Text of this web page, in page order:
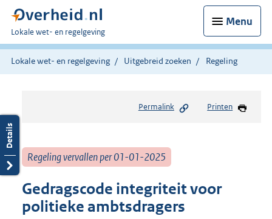
Menu
U
bent
hier:
Lokale wet- en regelgeving
Lokale wet- en regelgeving Uitgebreid zoeken Regeling
Permalink Printen
Regeling vervallen per 01-01-2025
Gedragscode integriteit voor
politieke ambtsdragers